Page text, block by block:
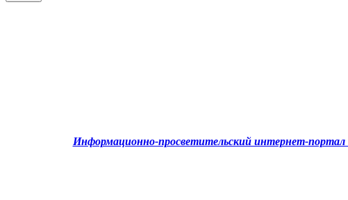
Информационно-просветительский интернет-